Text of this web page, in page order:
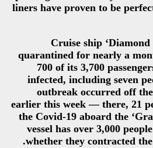
liners
earlier
the